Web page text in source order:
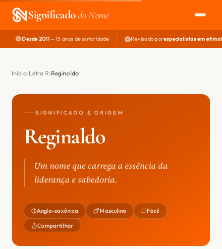
Significadodo Nome
EXPLORAR
NOME PERFEITO
Desde 2011— 15 anos de autoridade Revisado porespecialistas em
Início Letra R Reginaldo
SIGNIFICADO & ORIGEM
Reginaldo
Um nome que carrega a essência da
liderança e sabedoria.
Anglo-saxônica Masculino Fácil
Compartilhar